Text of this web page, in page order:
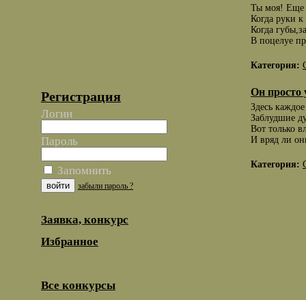
Регистрация
Логин
Пароль
Запомнить
забыли пароль ?
Заявка, конкурс
Избранное
Все конкурсы
Ты моя! Еще
Когда руки
Когда
В поцелуе
Категория:
Он просто
Здесь
Заблудшие
Вот только
И вряд ли
Категория: